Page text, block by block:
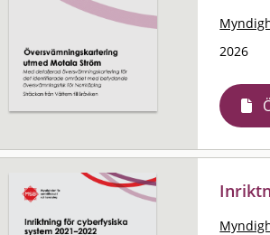
2026